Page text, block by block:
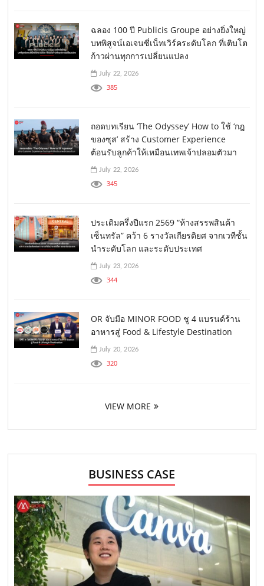
ฉลอง 100 ปี Publicis Groupe อย่างยิ่งใหญ่
บทพิสูจน์เอเจนซี่เน็ทเวิร์คระดับโลก ที่เติบโต
ก้าวผ่านทุกการเปลี่ยนแปลง
July 22, 2026
385
ถอดบทเรียน ‘The Odyssey’ How to ใช้ ‘กฎ
ของซุส’ สร้าง Customer Experience
ต้อนรับลูกค้าให้เหมือนเทพเจ้าปลอมตัวมา
July 22, 2026
345
ประเดิมครึ่งปีแรก 2569 “ห้างสรรพสินค้า
เซ็นทรัล” คว้า 6 รางวัลเกียรติยศ จากเวทีชั้น
นำระดับโลก และระดับประเทศ
July 23, 2026
344
OR จับมือ MINOR FOOD ชู 4 แบรนด์ร้าน
อาหารสู่ Food & Lifestyle Destination
July 20, 2026
320
VIEW MORE
BUSINESS CASE